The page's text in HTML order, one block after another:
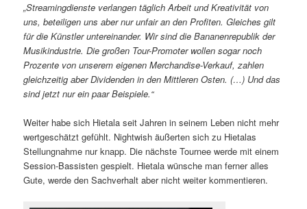
„Streamingdienste verlangen täglich Arbeit und Kreativität von
uns, beteiligen uns aber nur unfair an den Profiten. Gleiches gilt
für die Künstler untereinander. Wir sind die Bananenrepublik der
Musikindustrie. Die großen Tour-Promoter wollen sogar noch
Prozente von unserem eigenen Merchandise-Verkauf, zahlen
gleichzeitig aber Dividenden in den Mittleren Osten. (…) Und das
sind jetzt nur ein paar Beispiele.“
Weiter habe sich Hietala seit Jahren in seinem Leben nicht mehr
wertgeschätzt gefühlt. Nightwish äußerten sich zu Hietalas
Stellungnahme nur knapp. Die nächste Tournee werde mit einem
Session-Bassisten gespielt. Hietala wünsche man ferner alles
Gute, werde den Sachverhalt aber nicht weiter kommentieren.